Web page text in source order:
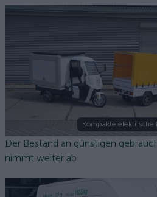
Kompakte elektrische
Der Bestand an günstigen
nimmt weiter ab